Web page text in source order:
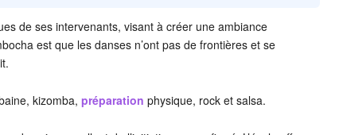
de ses intervenants, visant à créer une ambiance
est que les danses n’ont pas de frontières et se
kizomba, préparation physique, rock et salsa.